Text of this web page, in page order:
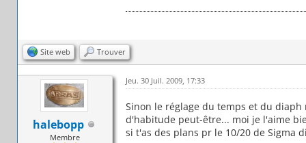
Site web Trouver
halebopp
Membre
Jeu. 30 Juil. 2009, 17:33
Sinon le réglage du temps et du
d'habitude peut-être... moi je l'aime
si t'as des plans pr le 10/20 de Sigma